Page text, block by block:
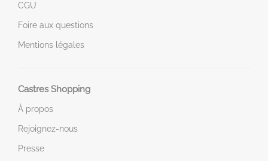
CGU
Foire aux questions
Mentions légales
Castres Shopping
À propos
Rejoignez-nous
Presse